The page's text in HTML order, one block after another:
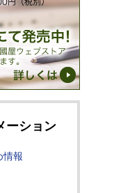
ーション
情報